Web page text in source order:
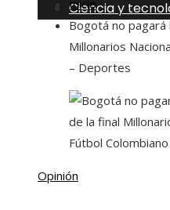
Ciencia y
Inicio
Bogotá no
Millonarios
– Deportes
Opinión